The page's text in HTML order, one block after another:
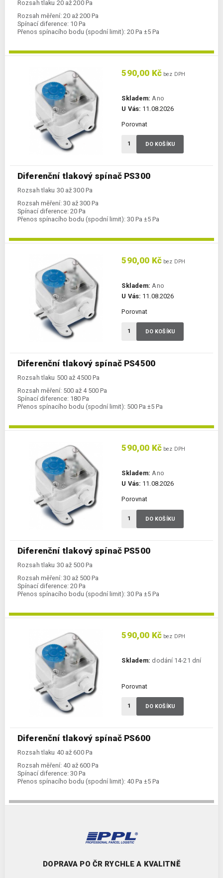
Rozsah tlaku 20 až 200 Pa
Rozsah měření: 20 až 200 Pa
Spínací diference: 10 Pa
Přenos spínacího bodu (spodní limit): 20 Pa ±5 Pa
Diferenční tlakový spínač PS300
Rozsah tlaku 30 až 300 Pa
Rozsah měření: 30 až 300 Pa
Spínací diference: 20 Pa
Přenos spínacího bodu (spodní limit): 30 Pa ±5 Pa
590,00 Kč bez DPH
Skladem: Ano
U Vás: 11.08.2026
Porovnat
DO KOŠÍKU
Diferenční tlakový spínač PS4500
Rozsah tlaku 500 až 4500 Pa
Rozsah měření: 500 až 4 500 Pa
Spínací diference: 180 Pa
Přenos spínacího bodu (spodní limit): 500 Pa ±5 Pa
590,00 Kč bez DPH
Skladem: Ano
U Vás: 11.08.2026
Porovnat
DO KOŠÍKU
Diferenční tlakový spínač PS500
Rozsah tlaku 30 až 500 Pa
Rozsah měření: 30 až 500 Pa
Spínací diference: 20 Pa
Přenos spínacího bodu (spodní limit): 30 Pa ±5 Pa
590,00 Kč bez DPH
Skladem: Ano
U Vás: 11.08.2026
Porovnat
DO KOŠÍKU
Diferenční tlakový spínač PS600
Rozsah tlaku 40 až 600 Pa
Rozsah měření: 40 až 600 Pa
Spínací diference: 30 Pa
Přenos spínacího bodu (spodní limit): 40 Pa ±5 Pa
590,00 Kč bez DPH
Skladem: dodání 14-21 dní
Porovnat
DO KOŠÍKU
DOPRAVA PO ČR RYCHLE A KVALITNĚ